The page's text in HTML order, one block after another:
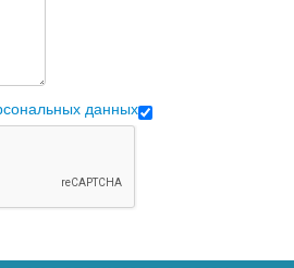
данных